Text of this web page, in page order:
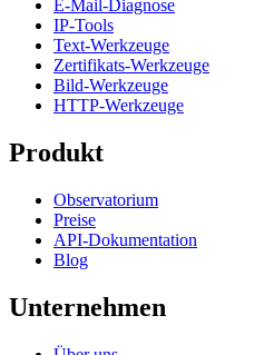
E-Mail-Diagnose
IP-Tools
Text-Werkzeuge
Zertifikats-Werkzeuge
Bild-Werkzeuge
HTTP-Werkzeuge
Produkt
Observatorium
Preise
API-Dokumentation
Blog
Unternehmen